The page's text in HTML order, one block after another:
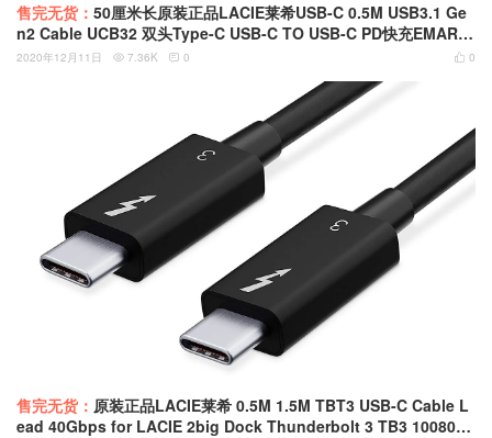
售完无货： 50厘米长原装正品LACIE莱希USB-C 0.5M USB3.1 Ge
n2 Cable UCB32 双头Type-C USB-C TO USB-C PD快充EMARK
芯片60W SSD硬盘盒 100806185 100808084 100806187
 0
2020年12月11日  7.36K  0
售完无货： 原装正品LACIE莱希 0.5M 1.5M TBT3 USB-C Cable L
ead 40Gbps for LACIE 2big Dock Thunderbolt 3 TB3 1008052